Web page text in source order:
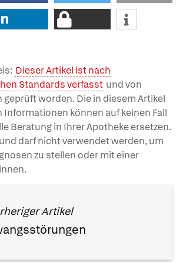
Dieser Artikel ist nach
Standards verfasst und von
geprüft worden. Die in diesem Artikel
können auf keinen Fall
Beratung in Ihrer Apotheke ersetzen.
darf nicht verwendet werden, um
zu stellen oder mit einer
Artikel